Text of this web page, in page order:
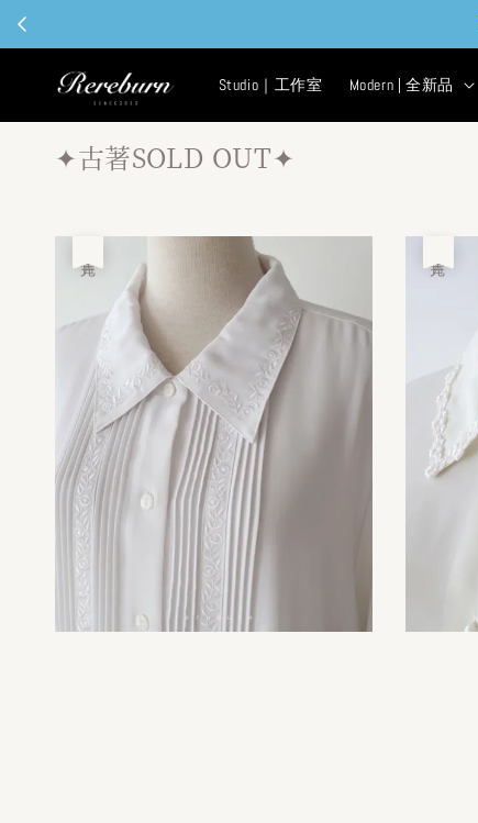
Studio｜工作室 Modern | 全新品
✦古著SOLD OUT✦